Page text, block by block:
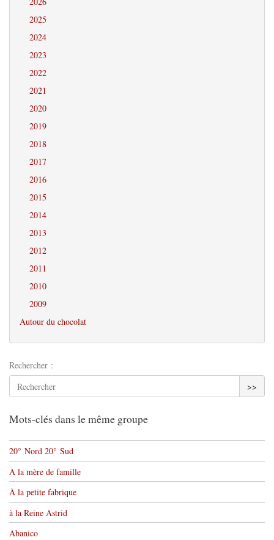
2025
2024
2023
2022
2021
2020
2019
2018
2017
2016
2015
2014
2013
2012
2011
2010
2009
Autour du chocolat
Rechercher :
>>
Mots-clés dans le même groupe
20° Nord 20° Sud
À la mère de famille
À la petite fabrique
à la Reine Astrid
Abanico